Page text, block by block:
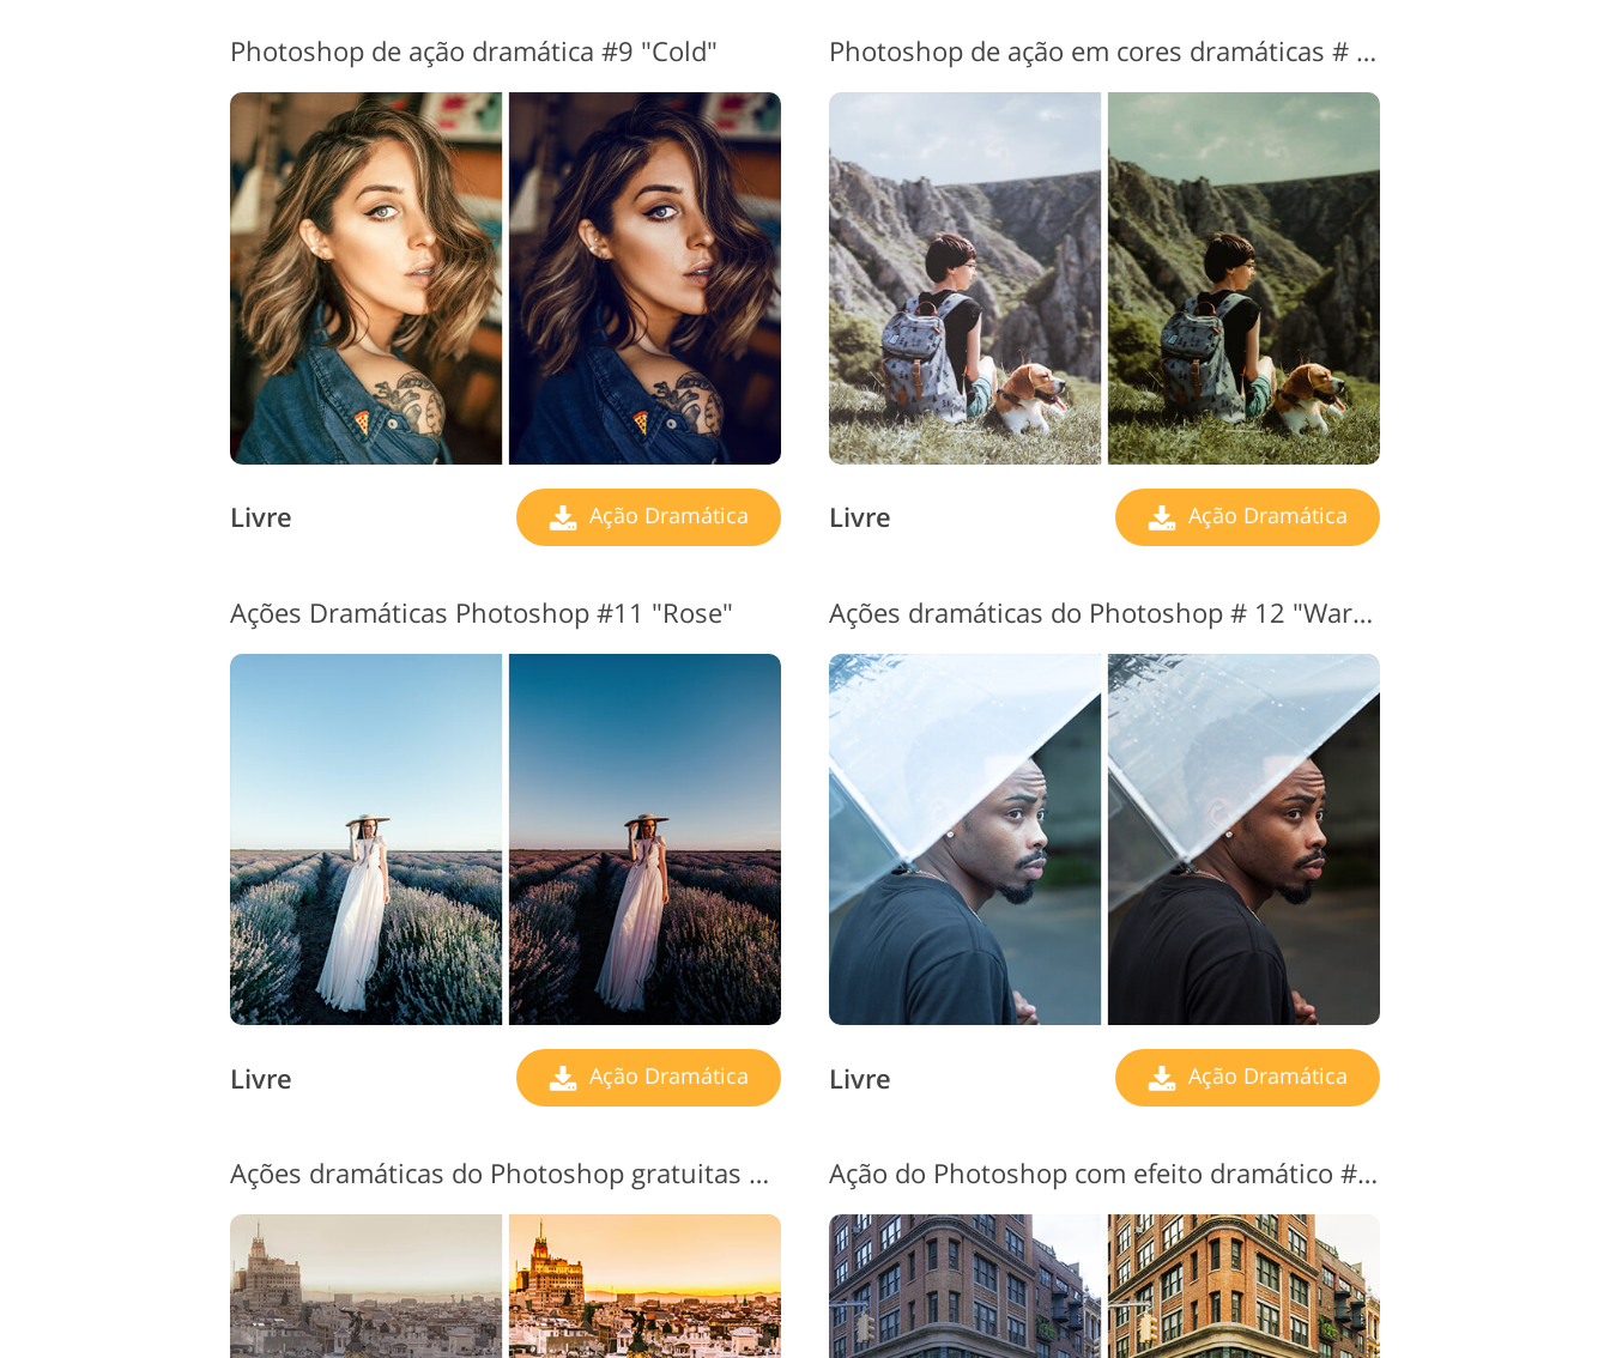
Photoshop de ação dramática #9 "Cold"
Livre Ação Dramática
Photoshop de ação em cores dramáticas # 10 "Forest"
Livre Ação Dramática
Ações Dramáticas Photoshop #11 "Rose"
Livre Ação Dramática
Ações dramáticas do Photoshop # 12 "Warm"
Livre Ação Dramática
Ações dramáticas do Photoshop gratuitas # 13 "Brighten" Ação do Photoshop com efeito dramático # 14 "City"